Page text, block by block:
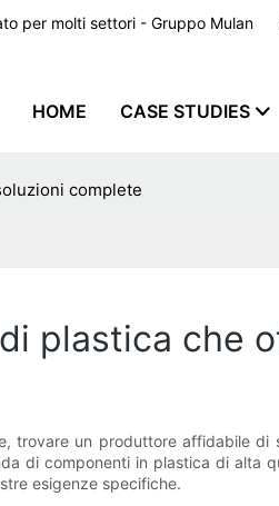
per molti settori - Gruppo Mulan
HOME CASE STUDIES
complete
plastica che
trovare un produttore affidabile
di componenti in plastica di
esigenze specifiche.